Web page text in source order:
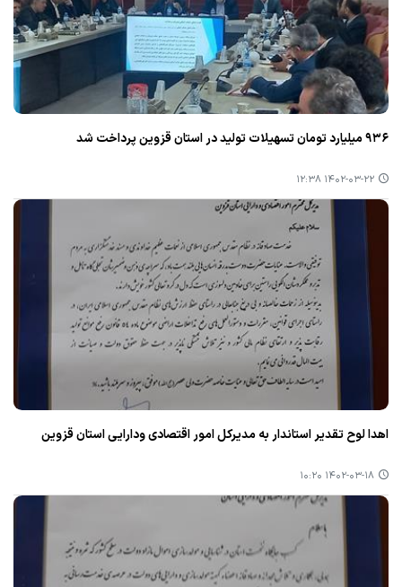
۹۳۶ میلیارد تومان تسهیلات تولید در استان قزوین پرداخت شد
۱۴۰۲-۰۳-۲۲ ۱۲:۳۸
اهدا لوح تقدیر استاندار به مدیركل امور اقتصادی ودارایی استان قزوین
۱۴۰۲-۰۳-۱۸ ۱۰:۲۰